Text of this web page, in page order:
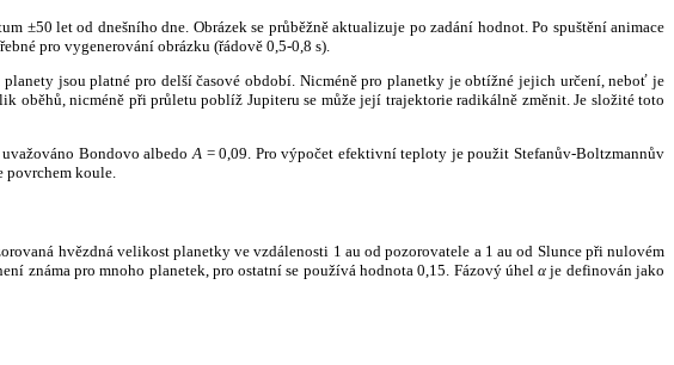
±50 let od dnešního dne. Obrázek se průběžně aktualizuje po zadání hodnot. Po spuštění animace
pro vygenerování obrázku (řádově 0,5-0,8 s).
jsou platné pro delší časové období. Nicméně pro planetky je obtížné jejich určení, neboť je
oběhů, nicméně při průletu poblíž Jupiteru se může její trajektorie radikálně změnit. Je složité toto
Bondovo albedo A = 0,09. Pro výpočet efektivní teploty je použit Stefanův-Boltzmannův
koule.
hvězdná velikost planetky ve vzdálenosti 1 au od pozorovatele a 1 au od Slunce při nulovém
známa pro mnoho planetek, pro ostatní se používá hodnota 0,15. Fázový úhelα je definován jako